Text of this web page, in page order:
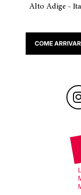
Alto Adige -
COME